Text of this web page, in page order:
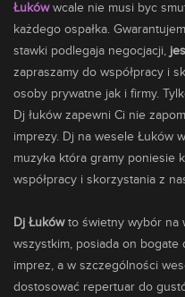
Łukówwcale nie musi byc
każdego ospałka.
stawki podlegaja negocjacji,
zapraszamy do współpracy i
osoby prywatne jak i firmy.
Dj łuków zapewni Ci nie
imprezy. Dj na wesele Łuków
muzyka która gramy poniesie
współpracy i skorzystania z
Dj Łukówto świetny wybór na
wszystkim, posiada on
imprez, a w szczególności
dostosować repertuar do